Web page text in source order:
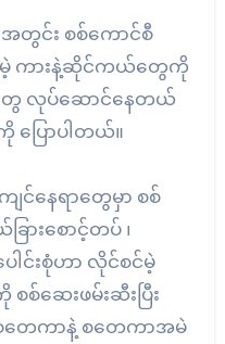
တွင်း စစ်ကောင်စီ
ကားနဲ့ဆိုင်ကယ်တွေကို
ေ လုပ်ဆောင်နေတယ်
ြောပါတယ်။
ျင်နေရာတွေမှာ စစ်
ားစောင့်တပ် ၊
ါင်းစုံဟာ လိုင်စင်မဲ့
ဆေးဖမ်းဆီးပြီး
တေကာနဲ့ စတေကာအမဲ